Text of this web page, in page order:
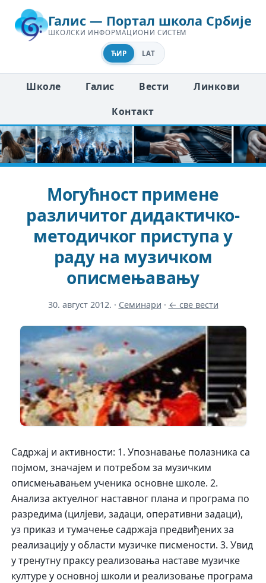
Галис — Портал школа Србије
ШКОЛСКИ ИНФОРМАЦИОНИ СИСТЕМ
ЋИР LAT
Школе Галис Вести
Линкови
Контакт
Могућност примене
различитог дидактичко-
методичког приступа у
раду на музичком
описмењавању
30. август 2012. · Семинари · ← све вести
Садржај и активности: 1. Упознавање полазника са
појмом, значајем и потребом за музичким
описмењавањем ученика основне школе. 2.
Анализа актуелног наставног плана и програма по
разредима (цилјеви, задаци, оперативни задаци),
уз приказ и тумачење садржаја предвиђених за
реализацију у области музичке писмености. 3. Увид
у тренутну праксу реализовања наставе музичке
културе у основној школи и реализовање програма